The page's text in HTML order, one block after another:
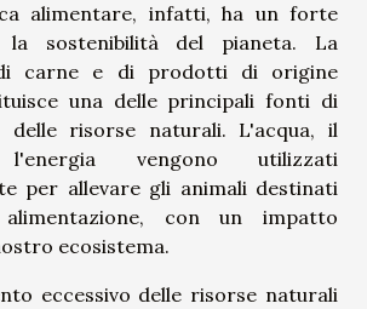
alimentare, infatti, ha un forte
la sostenibilità del pianeta. La
carne e di prodotti di origine
una delle principali fonti di
delle risorse naturali. L'acqua, il
vengono utilizzati
per allevare gli animali destinati
con un impatto
ecosistema.
eccessivo delle risorse naturali